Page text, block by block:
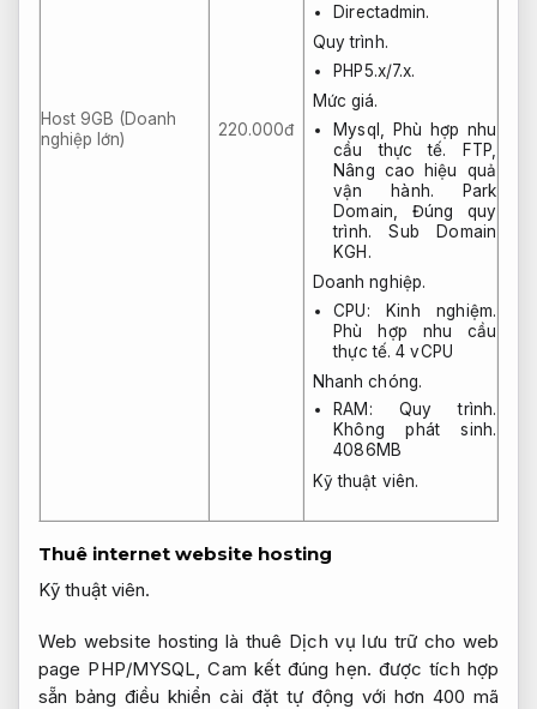
Host 9GB (Doanh
nghiệp lớn)
220.000đ
Directadmin.
Quy trình.
PHP5.x/7.x.
Mức giá.
Mysql,
Phù hợp nhu
cầu thực tế. FTP,
Nâng cao hiệu quả
vận hành. Park
Domain, Đúng quy
trình. Sub Domain
KGH.
Doanh nghiệp.
CPU:
Kinh nghiệm.
Phù hợp nhu cầu
thực tế. 4 vCPU
Nhanh chóng.
RAM: Quy trình.
Không phát sinh.
4086MB
Kỹ thuật viên.
Thuê internet website hosting
Kỹ thuật viên.
Web website hosting là thuê Dịch vụ lưu trữ cho web
page PHP/MYSQL,Cam kết đúng hẹn. được tích hợp
sẵn bảng điều khiển cài đặt tự động với hơn 400 mã